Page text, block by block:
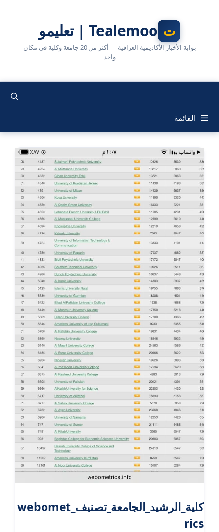
Tealemoo | تعليمو
بوابة الأخبار الأكاديمية العراقية — أكثر من 20 جامعة وكلية في مكان
واحد
القائمة
كلية_الرشيد_الجامعة_تصنيف_webomet
rics